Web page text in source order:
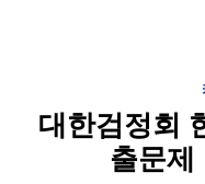
대한검정회
출문제